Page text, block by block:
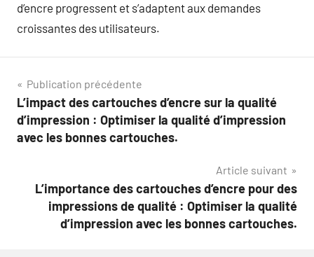
d’encre progressent et s’adaptent aux demandes
croissantes des utilisateurs.
Navigation
de
l’article
Publication précédente
L’impact des cartouches d’encre sur la qualité
d’impression : Optimiser la qualité d’impression
avec les bonnes cartouches.
Article suivant
L’importance des cartouches d’encre pour des
impressions de qualité : Optimiser la qualité
d’impression avec les bonnes cartouches.